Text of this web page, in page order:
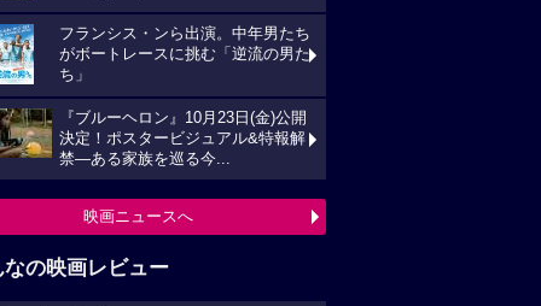
フランシス・ンら出演。中年男たち
がボートレースに挑む「逆流の男た
ち」
『ブルーヘロン』10月23日(金)公開
決定！ポスタービジュアル&特報解
禁―ある家族を巡る今...
映画ニュースへ
なの映画レビュー